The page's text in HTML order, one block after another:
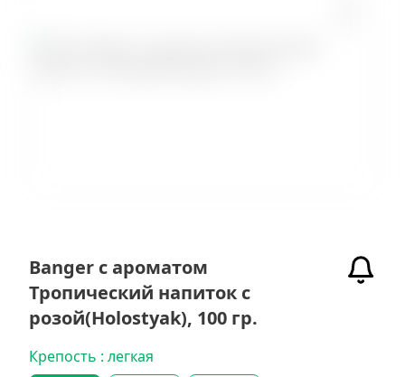
Banger с ароматом
Тропический напиток с
розой(Holostyak), 100 гр.
Крепость : легкая